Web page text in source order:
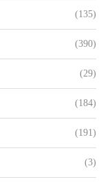
(135)
(390)
(29)
(184)
(191)
(3)